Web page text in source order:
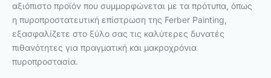
αξιόπιστο προϊόν που συμμορφώνεται με τα πρότυπα, όπως
η πυροπροστατευτική επίστρωση της Ferber Painting,
εξασφαλίζετε στο ξύλο σας τις καλύτερες δυνατές
πιθανότητες για πραγματική και μακροχρόνια
πυροπροστασία.